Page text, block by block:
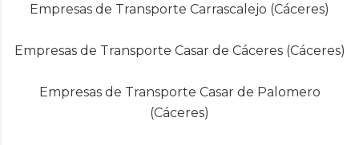
Empresas de Transporte Carrascalejo (Cáceres)
Empresas de Transporte Casar de Cáceres (Cáceres)
Empresas de Transporte Casar de Palomero
(Cáceres)